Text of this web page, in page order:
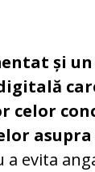
și
celor
a evita